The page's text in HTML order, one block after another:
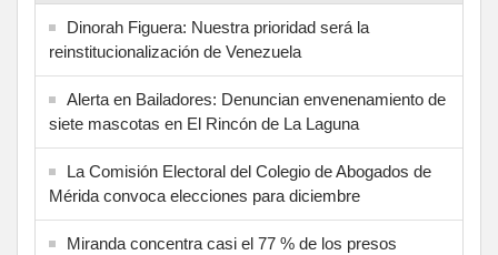
Dinorah Figuera: Nuestra prioridad será la
reinstitucionalización de Venezuela
Alerta en Bailadores: Denuncian envenenamiento de
siete mascotas en El Rincón de La Laguna
La Comisión Electoral del Colegio de Abogados de
Mérida convoca elecciones para diciembre
Miranda concentra casi el 77 % de los presos